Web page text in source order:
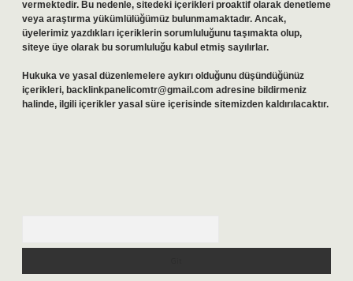
vermektedir. Bu nedenle, sitedeki içerikleri proaktif olarak denetleme
veya araştırma yükümlülüğümüz bulunmamaktadır. Ancak,
üyelerimiz yazdıkları içeriklerin sorumluluğunu taşımakta olup,
siteye üye olarak bu sorumluluğu kabul etmiş sayılırlar.
Hukuka ve yasal düzenlemelere aykırı olduğunu düşündüğünüz
içerikleri, backlinkpanelicomtr@gmail.com adresine bildirmeniz
halinde, ilgili içerikler yasal süre içerisinde sitemizden kaldırılacaktır.